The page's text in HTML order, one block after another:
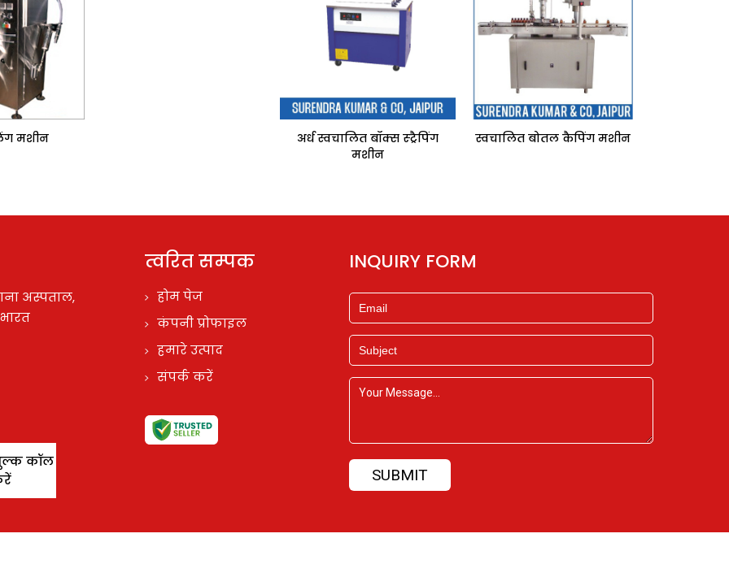
मशीन
अर्ध स्वचालित बॉक्स स्ट्रैपिंग
मशीन
स्वचालित बोतल कैपिंग मशीन
अस्पताल,
कॉल
त्वरित सम्पक
होम पेज
कंपनी प्रोफाइल
हमारे उत्पाद
संपर्क करें
INQUIRY FORM